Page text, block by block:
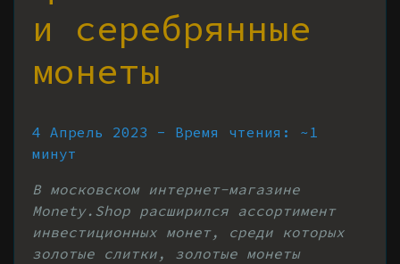
и серебрянные
монеты
4 Апрель 2023 - Время чтения: ~1
минут
В московском интернет-магазине
Monety.Shop расширился ассортимент
инвестиционных монет, среди которых
золотые слитки, золотые монеты